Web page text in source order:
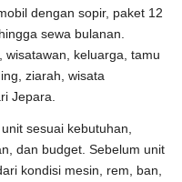
dengan sopir, paket 12
sewa bulanan.
wisatawan, keluarga, tamu
ziarah, wisata
Jepara.
sesuai kebutuhan,
dan budget. Sebelum unit
kondisi mesin, rem, ban,